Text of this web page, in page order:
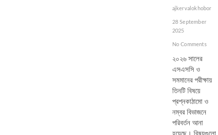
ajkervalokhobor
28 September
2025
No Comments
২০২৬ সালের
এসএসসি ও
সমমানের পরীক্ষায়
তিনটি বিষয়ে
প্রশ্নকাঠামো ও
নম্বর বিভাজনে
পরিবর্তন আনা